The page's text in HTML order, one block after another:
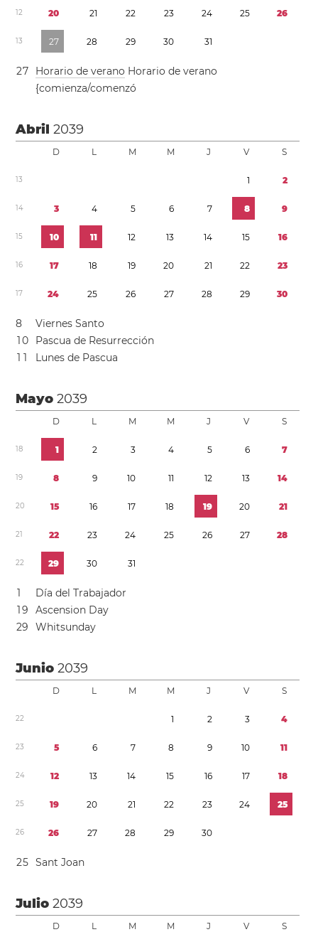
12 20 21 22 23 24 25 26
13 27 28 29 30 31
27 Horario de verano Horario de verano
{comienza/comenzó
Abril2039
D L M M J V S
13 1 2
14 3 4 5 6 7 8 9
15 10 11 12 13 14 15 16
16 17 18 19 20 21 22 23
17 24 25 26 27 28 29 30
8
Viernes Santo
10
Pascua de Resurrección
1 1 Lunes de Pascua
Mayo2039
D L M M J V S
18 1 2 3 4 5 6 7
19 8 9 10 11 12 13 14
20 15 16 17 18 19 20 21
21 22 23 24 25 26 27 28
22 29 30 31
1
Día del Trabajador
19
Ascension Day
29 Whitsunday
Junio2039
D L M M J V S
22 1 2 3 4
23 5 6 7 8 9 10 11
24 12 13 14 15 16 17 18
25 19 20 21 22 23 24 25
26 26 27 28 29 30
25 Sant Joan
Julio2039
D L M M J V S